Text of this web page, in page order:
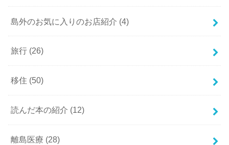
島外のお気に入りのお店紹介 (4)
旅行 (26)
移住 (50)
読んだ本の紹介 (12)
離島医療 (28)